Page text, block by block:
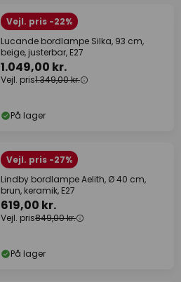
Vejl. pris -22%
Lucande bordlampe Silka, 93 cm,
beige, justerbar, E27
1.049,00 kr.
Vejl. pris1.349,00 kr.
På lager
Vejl. pris -27%
Lindby bordlampe Aelith, Ø 40 cm,
brun, keramik, E27
619,00 kr.
Vejl. pris849,00 kr.
På lager